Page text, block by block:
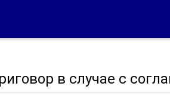
в случае с